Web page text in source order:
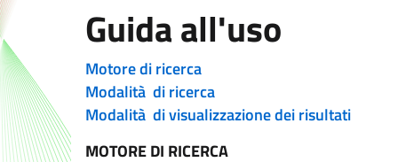
Guida all'uso
Motore di ricerca
Modalità di ricerca
Modalità di visualizzazione dei risultati
MOTORE DI RICERCA